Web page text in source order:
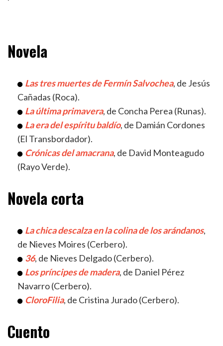
Novela
Las tres muertes de Fermín Salvochea, de Jesús
Cañadas (Roca).
La última primavera, de Concha Perea (Runas).
La era del espíritu baldío, de Damián Cordones
(El Transbordador).
Crónicas del amacrana, de David Monteagudo
(Rayo Verde).
Novela corta
La chica descalza en la colina de los arándanos,
de Nieves Moires (Cerbero).
36, de Nieves Delgado (Cerbero).
Los príncipes de madera, de Daniel Pérez
Navarro (Cerbero).
CloroFilia, de Cristina Jurado (Cerbero).
Cuento